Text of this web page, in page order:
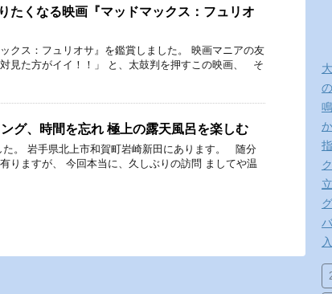
たくなる映画『マッドマックス：フュリオ
クス：フュリオサ』を鑑賞しました。 映画マニアの友
見た方がイイ！！」 と、太鼓判を押すこの映画、 そ
グ、時間を忘れ 極上の露天風呂を楽しむ
た。 岩手県北上市和賀町岩崎新田にあります。 随分
りますが、 今回本当に、久しぶりの訪問 ましてや温